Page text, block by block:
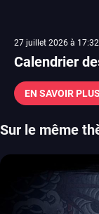
27 juillet 2026 à 17:32
Calendrier
EN SAVOIR PLUS
Sur le même